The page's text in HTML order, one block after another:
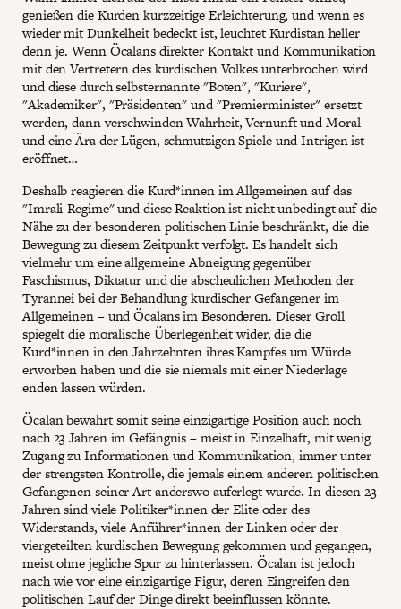
genießen die Kurden kurzzeitige Erleichterung, und wenn es
wieder mit Dunkelheit bedeckt ist, leuchtet Kurdistan heller
denn je. Wenn Öcalans direkter Kontakt und Kommunikation
mit den Vertretern des kurdischen Volkes unterbrochen wird
und diese durch selbsternannte "Boten", "Kuriere",
"Akademiker", "Präsidenten" und "Premierminister" ersetzt
werden, dann verschwinden Wahrheit, Vernunft und Moral
und eine Ära der Lügen, schmutzigen Spiele und Intrigen ist
eröffnet…
Deshalb reagieren die Kurd*innen im Allgemeinen auf das
"Imrali-Regime" und diese Reaktion ist nicht unbedingt auf die
Nähe zu der besonderen politischen Linie beschränkt, die die
Bewegung zu diesem Zeitpunkt verfolgt. Es handelt sich
vielmehr um eine allgemeine Abneigung gegenüber
Faschismus, Diktatur und die abscheulichen Methoden der
Tyrannei bei der Behandlung kurdischer Gefangener im
Allgemeinen – und Öcalans im Besonderen. Dieser Groll
spiegelt die moralische Überlegenheit wider, die die
Kurd*innen in den Jahrzehnten ihres Kampfes um Würde
erworben haben und die sie niemals mit einer Niederlage
enden lassen würden.
Öcalan bewahrt somit seine einzigartige Position auch noch
nach 23 Jahren im Gefängnis – meist in Einzelhaft, mit wenig
Zugang zu Informationen und Kommunikation, immer unter
der strengsten Kontrolle, die jemals einem anderen politischen
Gefangenen seiner Art anderswo auferlegt wurde. In diesen 23
Jahren sind viele Politiker*innen der Elite oder des
Widerstands, viele Anführer*innen der Linken oder der
viergeteilten kurdischen Bewegung gekommen und gegangen,
meist ohne jegliche Spur zu hinterlassen. Öcalan ist jedoch
nach wie vor eine einzigartige Figur, deren Eingreifen den
politischen Lauf der Dinge direkt beeinflussen könnte.